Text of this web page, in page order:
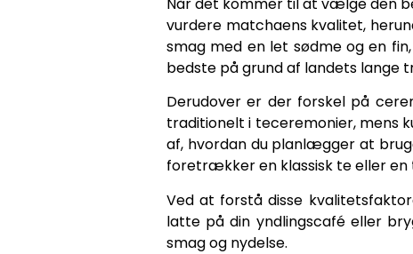
vurdere matchaens kvalitet,
smag med en let sødme og en
bedste på grund af landets lange
Derudover er der forskel på
traditionelt i teceremonier, mens
af, hvordan du planlægger at
foretrækker en klassisk te eller
Ved at forstå disse
latte på din yndlingscafé eller
smag og nydelse.